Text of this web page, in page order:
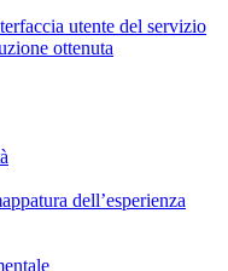
utente del servizio
ottenuta
dell’esperienza